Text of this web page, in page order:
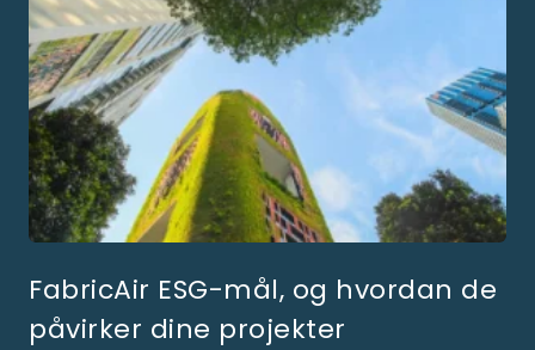
FabricAir ESG-mål, og hvordan de
påvirker dine projekter